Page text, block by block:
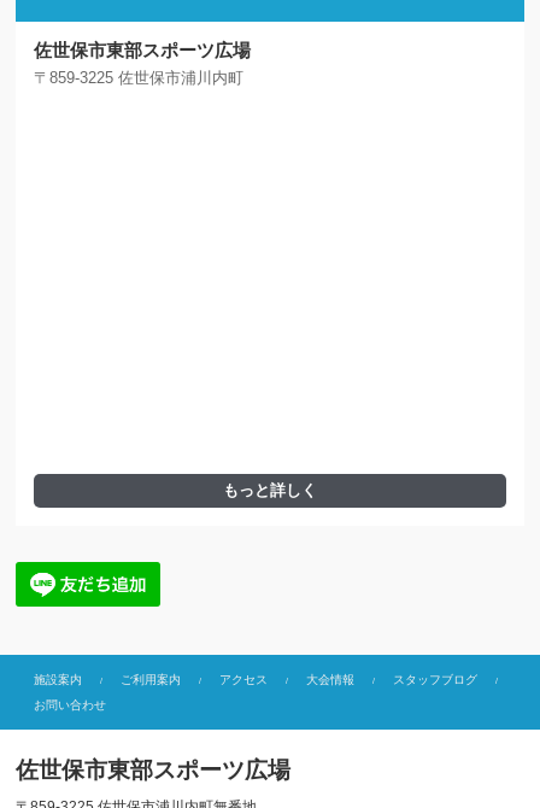
佐世保市東部スポーツ広場
〒859-3225 佐世保市浦川内町
もっと詳しく
施設案内 ご利用案内 アクセス 大会情報
スタッフブログ
お問い合わせ
佐世保市東部スポーツ広場